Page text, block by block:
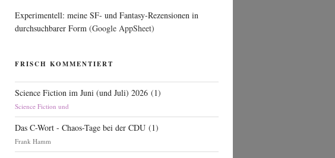
Experimentell: meine SF- und Fantasy-Rezensionen in
durchsuchbarer Form (Google AppSheet)
FRISCH KOMMENTIERT
Science Fiction im Juni (und Juli) 2026 (1)
Science Fiction und
Das C-Wort - Chaos-Tage bei der CDU (1)
Frank Hamm